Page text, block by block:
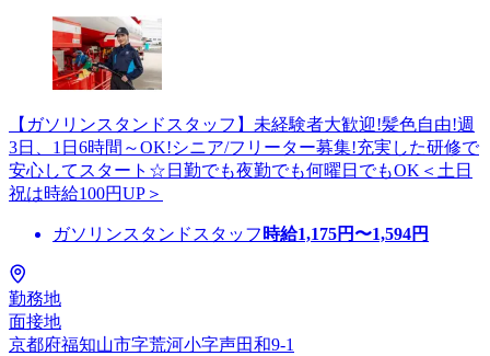
【ガソリンスタンドスタッフ】未経験者大歓迎!髪色自由!週
3日、1日6時間～OK!シニア/フリーター募集!充実した研修で
安心してスタート☆日勤でも夜勤でも何曜日でもOK＜土日
祝は時給100円UP＞
ガソリンスタンドスタッフ 時給1,175円〜1,594円
勤務地
面接地
京都府福知山市字荒河小字声田和9-1